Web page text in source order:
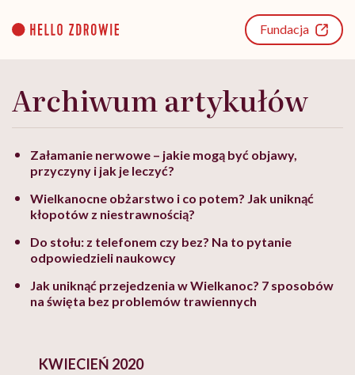
content
Fundacja
Archiwum artykułów
Załamanie nerwowe – jakie mogą być objawy,
przyczyny i jak je leczyć?
Wielkanocne obżarstwo i co potem? Jak uniknąć
kłopotów z niestrawnością?
Do stołu: z telefonem czy bez? Na to pytanie
odpowiedzieli naukowcy
Jak uniknąć przejedzenia w Wielkanoc? 7 sposobów
na święta bez problemów trawiennych
KWIECIEŃ 2020